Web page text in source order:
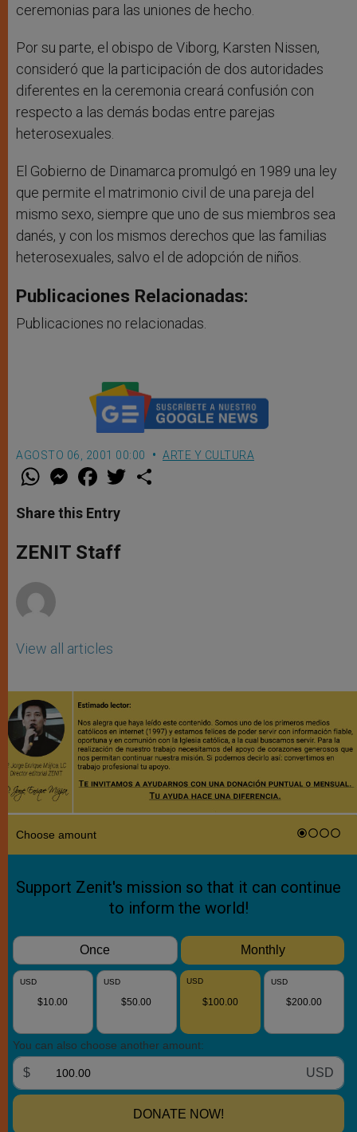
ceremonias para las uniones de hecho.
Por su parte, el obispo de Viborg, Karsten Nissen,
consideró que la participación de dos autoridades
diferentes en la ceremonia creará confusión con
respecto a las demás bodas entre parejas
heterosexuales.
El Gobierno de Dinamarca promulgó en 1989 una ley
que permite el matrimonio civil de una pareja del
mismo sexo, siempre que uno de sus miembros sea
danés, y con los mismos derechos que las familias
heterosexuales, salvo el de adopción de niños.
Publicaciones Relacionadas:
Publicaciones no relacionadas.
AGOSTO 06, 2001 00:00 ARTE Y CULTURA
W
t
s
p
p
M
e
s
e
g
e
F
a
e
b
o
k
w
Share this Entry
ZENIT Staff
View all articles